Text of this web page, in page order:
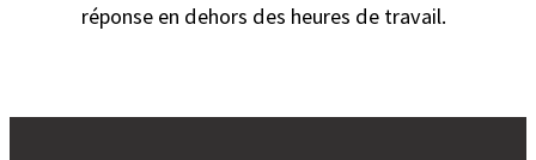
réponse en dehors des heures de travail.